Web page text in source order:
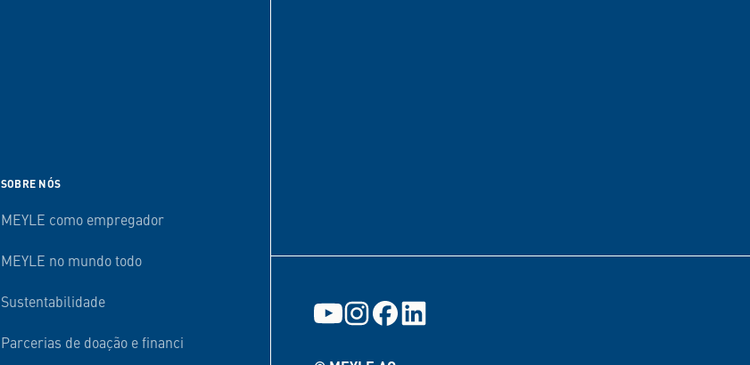
SOBRE NÓS
MEYLE como empregador
MEYLE no mundo todo
Sustentabilidade
Parcerias de doação e financiamento